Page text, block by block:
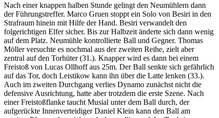
Nach einer knappen halben Stunde gelingt den Neumühlern dann
der Führungstreffer. Marco Gruen stoppt ein Solo von Besiri in den
Strafraum hinein mit Hilfe der Hand. Besiri verwandelt den
folgerichtigen Elfer sicher. Bis zur Halbzeit änderte sich dann wenig
auf dem Platz. Neumühle kontrollierte Ball und Gegner. Thomas
Möller versuchte es nochmal aus der zweiten Reihe, zielt aber
zentral auf den Torhüter (31.). Knapper wird es dann bei einem
Freistoß von Lucas Ollhoff aus 25m. Der Ball senkte sich gefährlich
auf das Tor, doch Leistikow kann ihn über die Latte lenken (33.).
Auch im zweiten Durchgang verlies Dynamo zunächst nicht die
defensive Ausrichtung, hatte aber trotzdem die erste Szene. Nach
einer Freistoßflanke taucht Musial unter dem Ball durch, der
aufgerückte Innenverteidiger Daniel Klein kann den Ball am